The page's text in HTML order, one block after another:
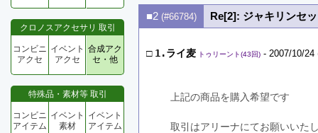
クロノスアクセサリ 取引
コンビニ
アクセ
イベント
アクセ
合成アク
セ・他
特殊品・素材等 取引
コンビニ
アイテム
イベント
素材
イベント
アイテム
■2 (#66784) Re[2]: ジャキリンセ
□ 1.ライ麦 トゥリーント(43回) - 2007/10/
上記の商品を購入希望です
取引はアリーナにてお願いいた